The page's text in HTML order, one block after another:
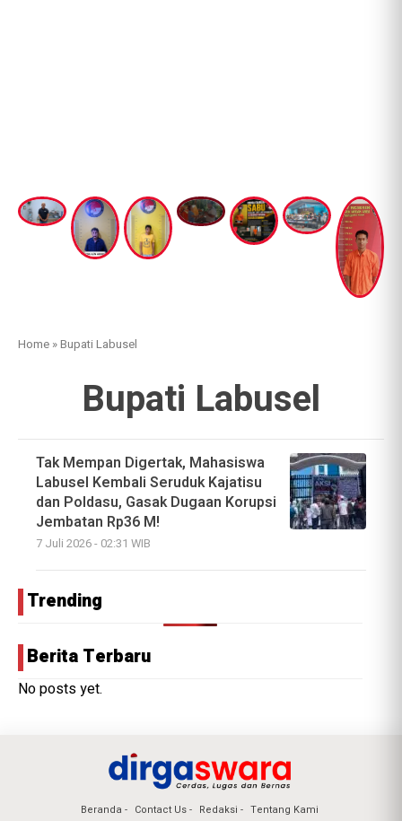
Home »Bupati Labusel
Bupati Labusel
Tak Mempan Digertak, Mahasiswa
Labusel Kembali Seruduk Kajatisu
dan Poldasu, Gasak Dugaan Korupsi
Jembatan Rp36 M!
7 Juli 2026 - 02:31 WIB
Trending
Berita Terbaru
No posts yet.
Beranda Contact Us Redaksi Tentang Kami